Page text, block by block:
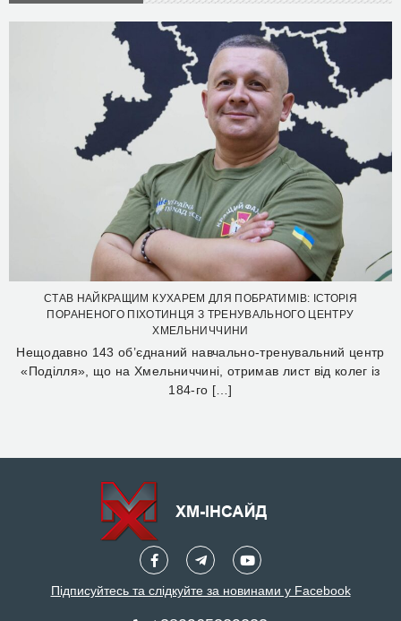
СТАВ НАЙКРАЩИМ КУХАРЕМ ДЛЯ ПОБРАТИМІВ: ІСТОРІЯ
ПОРАНЕНОГО ПІХОТИНЦЯ З ТРЕНУВАЛЬНОГО ЦЕНТРУ
ХМЕЛЬНИЧЧИНИ
Нещодавно 143 об’єднаний навчально-тренувальний центр
«Поділля», що на Хмельниччині, отримав лист від колег із
184-го […]
Підписуйтесь та слідкуйте за новинами у Facebook